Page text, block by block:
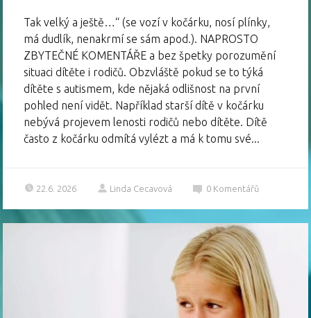
Tak velký a ještě…“ (se vozí v kočárku, nosí plínky,
má dudlík, nenakrmí se sám apod.). NAPROSTO
ZBYTEČNÉ KOMENTÁŘE a bez špetky porozumění
situaci dítěte i rodičů. Obzvláště pokud se to týká
dítěte s autismem, kde nějaká odlišnost na první
pohled není vidět. Například starší dítě v kočárku
nebývá projevem lenosti rodičů nebo dítěte. Dítě
často z kočárku odmítá vylézt a má k tomu své...
22.6. 2026 Linda Cecavová 0 Komentářů